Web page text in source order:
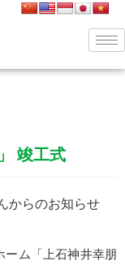
竣工式
からのお知らせ
ム「上石神井幸朋